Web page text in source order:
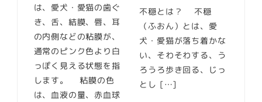
は、愛犬・愛猫の歯ぐ
き、舌、結膜、唇、耳
の内側などの粘膜が、
通常のピンク色より白
っぽく見える状態を指
します。 粘膜の色
は、血液の量、赤血球
不穏とは？ 不穏
（ふおん）とは、愛
犬・愛猫が落ち着かな
い、そわそわする、う
ろうろ歩き回る、じっ
とし […]